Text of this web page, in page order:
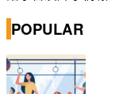
POPULAR